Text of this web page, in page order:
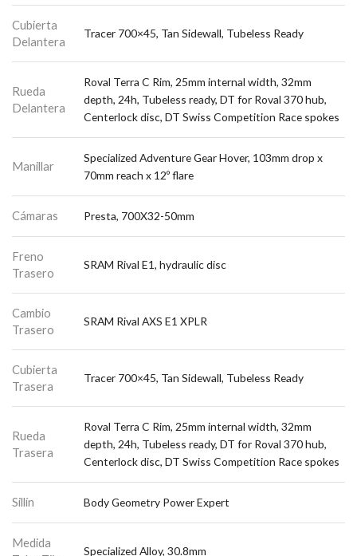
Cubierta
Delantera
Tracer 700×45, Tan Sidewall, Tubeless Ready
Rueda
Delantera
Roval Terra C Rim, 25mm internal width, 32mm
depth, 24h, Tubeless ready, DT for Roval 370 hub,
Centerlock disc, DT Swiss Competition Race spokes
Manillar
Specialized Adventure Gear Hover, 103mm drop x
70mm reach x 12º flare
Cámaras Presta, 700X32-50mm
Freno
Trasero
SRAM Rival E1, hydraulic disc
Cambio
Trasero
SRAM Rival AXS E1 XPLR
Cubierta
Trasera
Tracer 700×45, Tan Sidewall, Tubeless Ready
Rueda
Trasera
Roval Terra C Rim, 25mm internal width, 32mm
depth, 24h, Tubeless ready, DT for Roval 370 hub,
Centerlock disc, DT Swiss Competition Race spokes
Sillín Body Geometry Power Expert
Medida
Specialized Alloy, 30.8mm